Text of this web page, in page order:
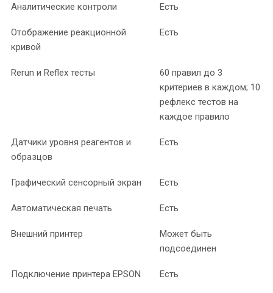
Аналитические контроли Есть
Отображение реакционной
кривой
Есть
Rerun и Reflex тесты
60 правил до 3
критериев в каждом; 10
рефлекс тестов на
каждое правило
Датчики уровня реагентов и
образцов
Есть
Графический сенсорный экран Есть
Автоматическая печать Есть
Внешний принтер
Может быть
подсоединен
Подключение принтера EPSON Есть